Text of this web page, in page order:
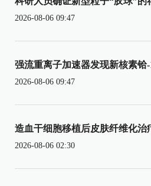
2026-08-06 09:47
强流重离子加速器发现新核素铪-
2026-08-06 09:47
造血干细胞移植后皮肤纤维化治
2026-08-06 02:30